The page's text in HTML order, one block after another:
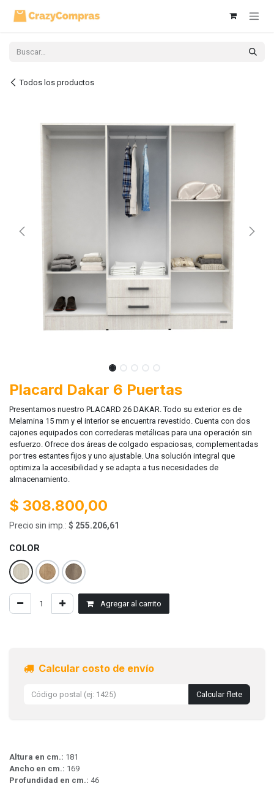
Todos los productos
Placard Dakar 6 Puertas
Presentamos nuestro PLACARD 26 DAKAR. Todo su exterior es de
Melamina 15 mm y el interior se encuentra revestido. Cuenta con dos
cajones equipados con correderas metálicas para una operación sin
esfuerzo. Ofrece dos áreas de colgado espaciosas, complementadas
por tres estantes fijos y uno ajustable. Una solución integral que
optimiza la accesibilidad y se adapta a tus necesidades de
almacenamiento.
$ 308.800,00
Precio sin imp.: $ 255.206,61
COLOR
Agregar al carrito
Calcular costo de envío
Calcular flete
Altura en cm.: 181
Ancho en cm.: 169
Profundidad en cm.: 46